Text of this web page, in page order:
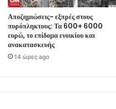
Αποζημιώσεις- εξπρές στους
πυρόπληκτους: Τα 600+ 6000
ευρώ, το επίδομα ενοικίου και
ανακατασκευής
14 ώρες ago